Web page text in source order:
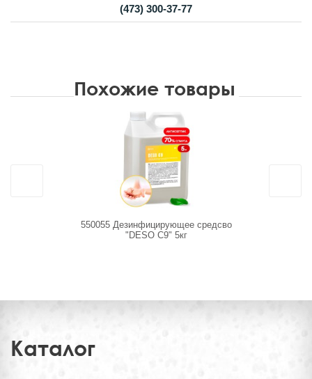
(473) 300-37-77
Похожие товары
550055 Дезинфицирующее средсво
"DESO C9" 5кг
Каталог